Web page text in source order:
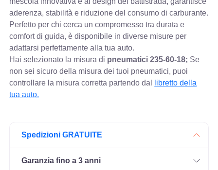
aderenza, stabilità e riduzione del consumo di carburante.
Perfetto per chi cerca un compromesso tra durata e
comfort di guida, è disponibile in diverse misure per
adattarsi perfettamente alla tua auto.
Hai selezionato la misura di pneumatici235-60-18; Se
non sei sicuro della misura dei tuoi pneumatici, puoi
controllare la misura corretta partendo dal
libretto della
tua auto.
Spedizioni GRATUITE
Garanzia fino a 3 anni